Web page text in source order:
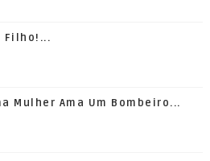
Filho!...
Mulher Ama Um Bombeiro...